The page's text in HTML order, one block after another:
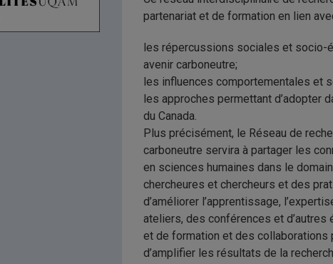
partenariat et de formation en lien
les répercussions sociales et socio-
avenir carboneutre;
les influences comportementales et
les approches permettant d’adopter
du Canada.
Plus précisément, le Réseau de
carboneutre servira à partager les
en sciences humaines dans le
chercheures et chercheurs et des
d’améliorer l’apprentissage,
ateliers, des conférences et
et de formation et des collaborations
d’amplifier les résultats de la